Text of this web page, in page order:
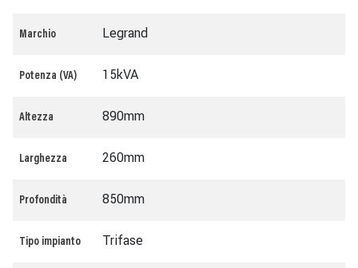
Marchio Legrand
Potenza (VA) 15kVA
Altezza 890mm
Larghezza 260mm
Profondità 850mm
Tipo impianto Trifase